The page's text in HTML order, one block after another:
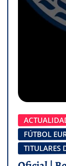
FÚTBOL
TITULARES